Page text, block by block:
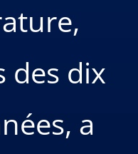
des dix
a